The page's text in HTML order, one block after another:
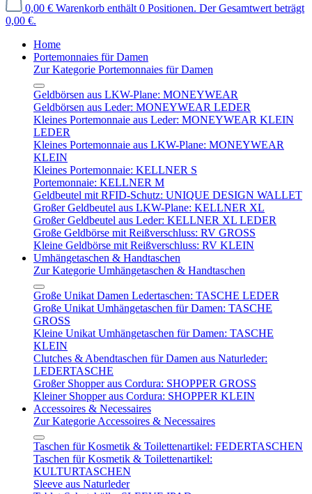
0,00 € Warenkorb enthält 0 Positionen. Der Gesamtwert beträgt
0,00 €.
Home
Portemonnaies für Damen
Zur Kategorie Portemonnaies für Damen
Geldbörsen aus LKW-Plane: MONEYWEAR
Geldbörsen aus Leder: MONEYWEAR LEDER
Kleines Portemonnaie aus Leder: MONEYWEAR KLEIN
LEDER
Kleines Portemonnaie aus LKW-Plane: MONEYWEAR
KLEIN
Kleines Portemonnaie: KELLNER S
Portemonnaie: KELLNER M
Geldbeutel mit RFID-Schutz: UNIQUE DESIGN WALLET
Großer Geldbeutel aus LKW-Plane: KELLNER XL
Großer Geldbeutel aus Leder: KELLNER XL LEDER
Große Geldbörse mit Reißverschluss: RV GROSS
Kleine Geldbörse mit Reißverschluss: RV KLEIN
Umhängetaschen & Handtaschen
Zur Kategorie Umhängetaschen & Handtaschen
Große Unikat Damen Ledertaschen: TASCHE LEDER
Große Unikat Umhängetaschen für Damen: TASCHE
GROSS
Kleine Unikat Umhängetaschen für Damen: TASCHE
KLEIN
Clutches & Abendtaschen für Damen aus Naturleder:
LEDERTASCHE
Großer Shopper aus Cordura: SHOPPER GROSS
Kleiner Shopper aus Cordura: SHOPPER KLEIN
Accessoires & Necessaires
Zur Kategorie Accessoires & Necessaires
Taschen für Kosmetik & Toilettenartikel: FEDERTASCHEN
Taschen für Kosmetik & Toilettenartikel:
KULTURTASCHEN
Sleeve aus Naturleder